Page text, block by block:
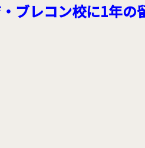
ブレコン校に1年の